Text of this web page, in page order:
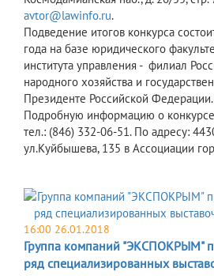
avtor@lawinfo.ru.
Подведение итогов конкурса
года на базе юридического
института управления - филиал
народного хозяйства и
Президенте Российской Федерации.
Подробную информацию о
тел.: (846) 332-06-51. По адресу:
ул.Куйбышева, 135 в Ассоциации
16:00 26.01.2018
Группа компаний "ЭКСПОКРЫМ"
ряд специализированных